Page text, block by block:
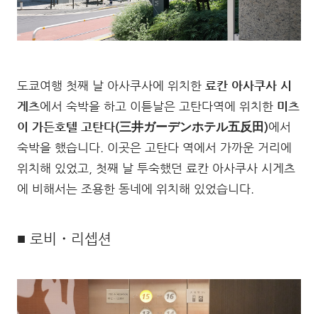
도쿄여행 첫째 날 아사쿠사에 위치한 료칸 아사쿠사 시
게츠에서 숙박을 하고 이튿날은 고탄다역에 위치한 미츠
이 가든호텔 고탄다(三井ガーデンホテル五反田)에서
숙박을 했습니다. 이곳은 고탄다 역에서 가까운 거리에
위치해 있었고, 첫째 날 투숙했던 료칸 아사쿠사 시게츠
에 비해서는 조용한 동네에 위치해 있었습니다.
■ 로비・리셉션